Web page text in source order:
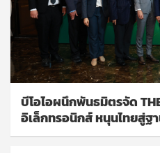
บีโอไอผนึกพันธมิตรจัด
อิเล็กทรอนิกส์ หนุนไทยสู่ฐ